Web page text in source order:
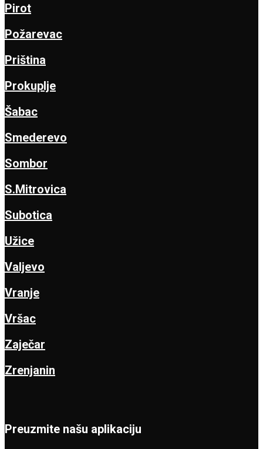
Pirot
Požarevac
Priština
Prokuplje
Šabac
Smederevo
Sombor
S.Mitrovica
Subotica
Užice
Valjevo
Vranje
Vršac
Zaječar
Zrenjanin
Preuzmite našu aplikaciju